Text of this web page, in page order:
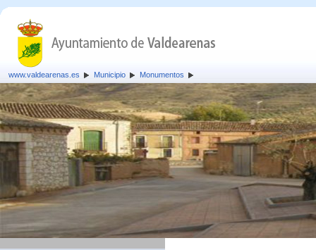
www.valdearenas.es Municipio Monumentos